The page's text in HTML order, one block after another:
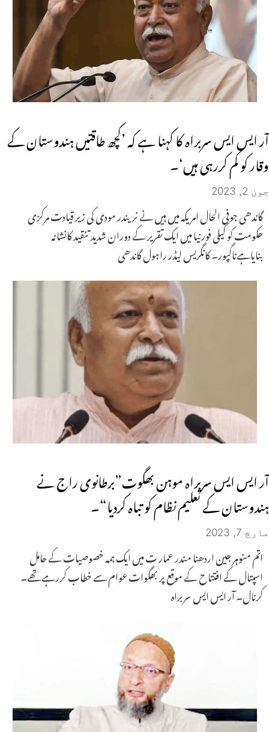
آر ایس ایس سربراہ کا کہنا ہے کہ ’کچھ طاقتیں ہندوستان کے
وقار کو کم کررہی ہیں‘۔
جون 2, 2023
گاندھی جوفی الحال امریکہ میں ہیں نے نریندر مودی کی زیر قیادت مرکزی
حکومت کو کیلی فورنیا میں ایک تقریر کے دوران شدید تنقید کانشانہ
بنایاہےناگپور۔ کانگریس لیڈر راہول گاندھی
آر ایس ایس سربراہ موہن بھگوت”برطانوی راج نے
ہندوستان کے تعلیم نظام کو تباہ کردیا“۔
مارچ 7, 2023
اتم منوہر جین اردھنا مندر عمار ت میں ایک ہمہ خصوصیات کے حامل
اسپتال کے افتتاح کے موقع پر بھگوات عوام سے خطاب کررہے تھے۔
کرنال۔ آر ایس ایس سربراہ